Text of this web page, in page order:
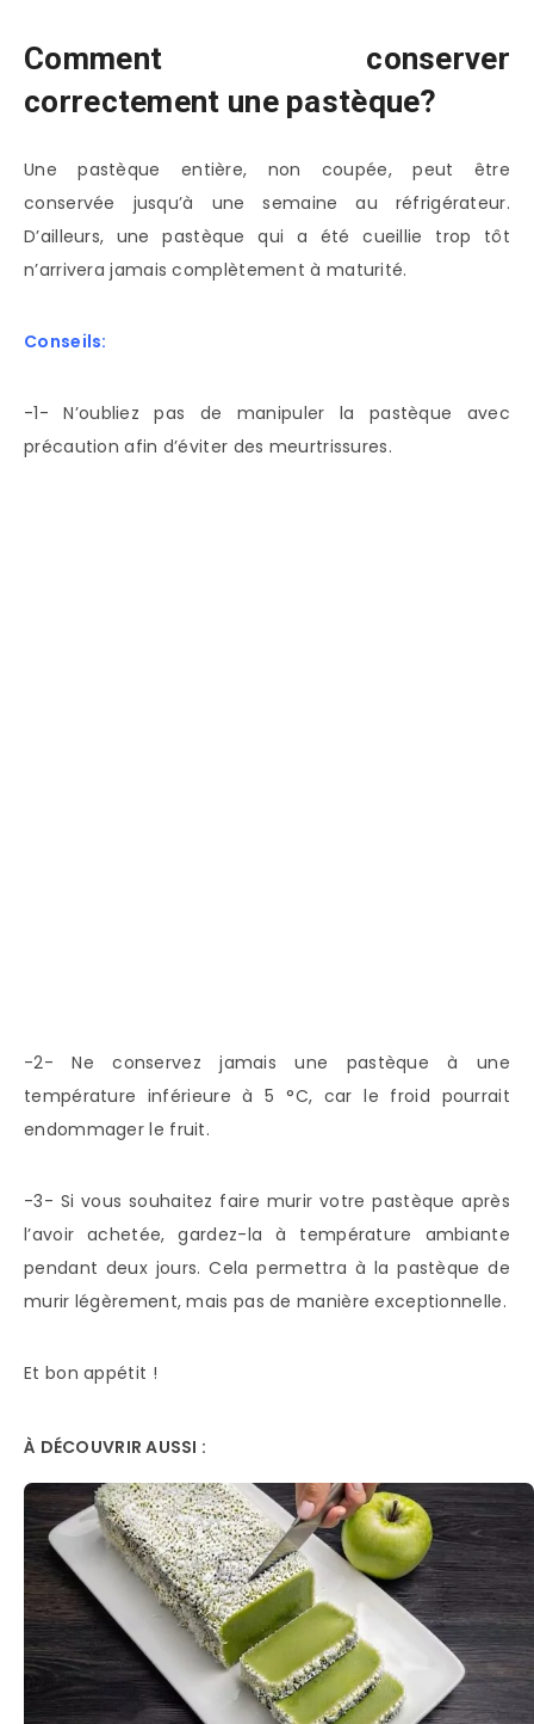
Comment conserver
correctement une pastèque?
Une pastèque entière, non coupée, peut être
conservée jusqu’à une semaine au réfrigérateur.
D’ailleurs, une pastèque qui a été cueillie trop tôt
n’arrivera jamais complètement à maturité.
Conseils:
-1- N’oubliez pas de manipuler la pastèque avec
précaution afin d’éviter des meurtrissures.
-2- Ne conservez jamais une pastèque à une
température inférieure à 5 °C, car le froid pourrait
endommager le fruit.
-3- Si vous souhaitez faire murir votre pastèque après
l’avoir achetée, gardez-la à température ambiante
pendant deux jours. Cela permettra à la pastèque de
murir légèrement, mais pas de manière exceptionnelle.
Et bon appétit !
À DÉCOUVRIR AUSSI :